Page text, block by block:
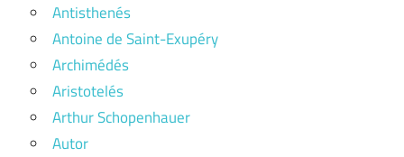
Antisthenés
Antoine de Saint-Exupéry
Archimédés
Aristotelés
Arthur Schopenhauer
Autor